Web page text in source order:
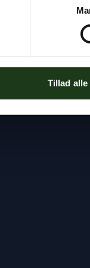
Tillad alle